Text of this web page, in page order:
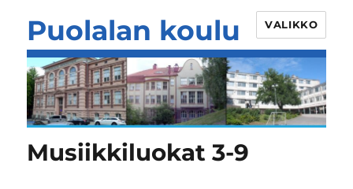
Puolalan koulu VALIKKO
Musiikkiluokat 3-9